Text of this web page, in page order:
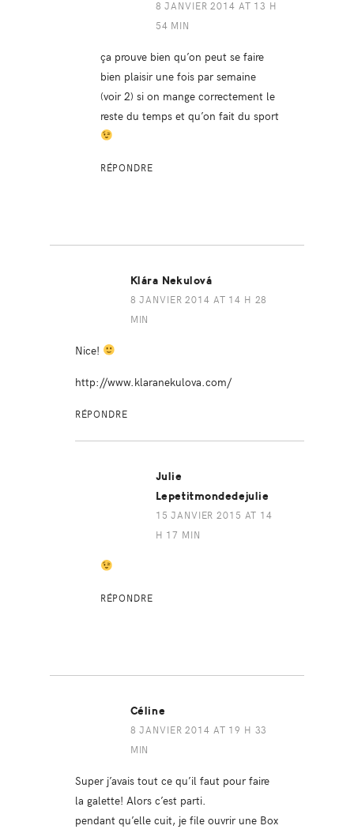
8 JANVIER 2014 AT 13 H
54 MIN
ça prouve bien qu’on peut se faire
bien plaisir une fois par semaine
(voir 2) si on mange correctement le
reste du temps et qu’on fait du sport
RÉPONDRE
Klára Nekulová
8 JANVIER 2014 AT 14 H 28
MIN
Nice!
http://www.klaranekulova.com/
RÉPONDRE
Julie
Lepetitmondedejulie
15 JANVIER 2015 AT 14
H 17 MIN
RÉPONDRE
Céline
8 JANVIER 2014 AT 19 H 33
MIN
Super j’avais tout ce qu’il faut pour faire
la galette! Alors c’est parti.
pendant qu’elle cuit, je file ouvrir une Box